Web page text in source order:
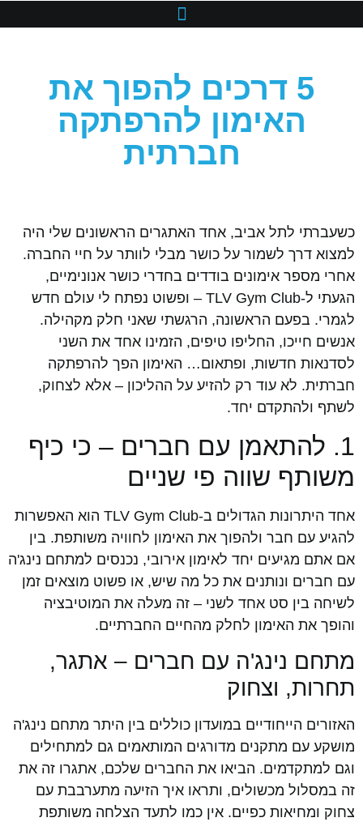
5 דרכים להפוך את
האימון להרפתקה
חברתית
כשעברתי לתל אביב, אחד האתגרים הראשונים שלי היה
למצוא דרך לשמור על כושר מבלי לוותר על חיי החברה.
אחרי מספר אימונים בודדים בחדרי כושר אנונימיים,
הגעתי ל-TLV Gym Club – ופשוט נפתח לי עולם חדש
לגמרי. בפעם הראשונה, הרגשתי שאני חלק מקהילה.
אנשים חייכו, החליפו טיפים, הזמינו אחד את השני
לסדנאות חדשות, ופתאום… האימון הפך להרפתקה
חברתית. לא עוד רק להזיע על ההליכון – אלא לצחוק,
לשתף ולהתקדם יחד.
1. להתאמן עם חברים – כי כיף
משותף שווה פי שניים
אחד היתרונות הגדולים ב-TLV Gym Club הוא האפשרות
להגיע עם חבר ולהפוך את האימון לחוויה משותפת. בין
אם אתם מגיעים יחד לאימון אירובי, נכנסים למתחם נינג'ה
עם חברים ונותנים את כל מה שיש, או פשוט מוצאים זמן
לשיחה בין סט אחד לשני – זה מעלה את המוטיבציה
והופך את האימון לחלק מהחיים החברתיים.
מתחם נינג'ה עם חברים – אתגר,
תחרות, וצחוק
האזורים הייחודיים במועדון כוללים בין היתר מתחם נינג'ה
מושקע עם מתקנים מדורגים המותאמים גם למתחילים
וגם למתקדמים. הביאו את החברים שלכם, אתגרו זה את
זה במסלול מכשולים, ותראו איך הזיעה מתערבבת עם
צחוק ומחיאות כפיים. אין כמו לתעד הצלחה משותפת